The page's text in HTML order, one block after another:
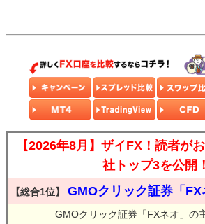
【2026年8月】ザイFX！読者が
社トップ3を公開！
【総合1位】 GMOクリック証券「FX
GMOクリック証券「FXネオ」の